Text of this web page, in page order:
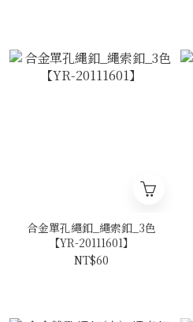
合金單孔繩釦_繩索釦_3色
【YR-20111601】
NT$60